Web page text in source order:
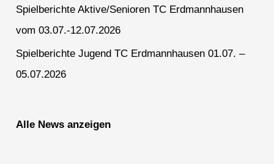
Spielberichte Aktive/Senioren TC Erdmannhausen
vom 03.07.-12.07.2026
Spielberichte Jugend TC Erdmannhausen 01.07. –
05.07.2026
Alle News anzeigen